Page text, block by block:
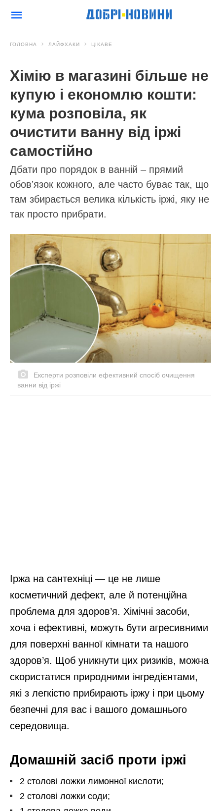
ГОЛОВНА ЛАЙФХАКИ ЦІКАВЕ
Хімію в магазині більше не
купую і економлю кошти:
кума розповіла, як
очистити ванну від іржі
самостійно
Дбати про порядок в ванній – прямий
обовʼязок кожного, але часто буває так, що
там збирається велика кількість іржі, яку не
так просто прибрати.
Експерти розповіли ефективний спосіб очищення
ванни від іржі
Іржа на сантехніці — це не лише
косметичний дефект, але й потенційна
проблема для здоров’я. Хімічні засоби,
хоча і ефективні, можуть бути агресивними
для поверхні ванної кімнати та нашого
здоров’я. Щоб уникнути цих ризиків, можна
скористатися природними інгредієнтами,
які з легкістю прибирають іржу і при цьому
безпечні для вас і вашого домашнього
середовища.
Домашній засіб проти іржі
2 столові ложки лимонної кислоти;
2 столові ложки соди;